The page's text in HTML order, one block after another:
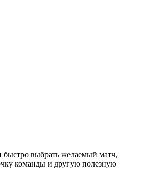
быстро выбрать желаемый матч,
команды и другую полезную